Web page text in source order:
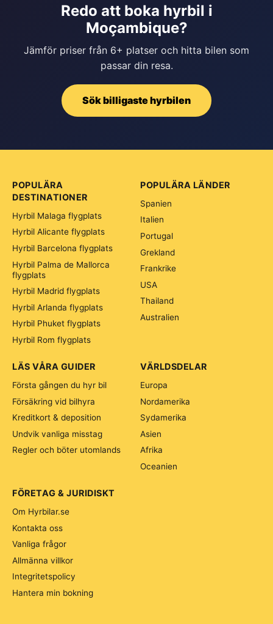
Redo att boka hyrbil i
Moçambique?
Jämför priser från 6+ platser och hitta bilen som
passar din resa.
Sök billigaste hyrbilen
POPULÄRA
DESTINATIONER
Hyrbil Malaga flygplats
Hyrbil Alicante flygplats
Hyrbil Barcelona flygplats
Hyrbil Palma de Mallorca
flygplats
Hyrbil Madrid flygplats
Hyrbil Arlanda flygplats
Hyrbil Phuket flygplats
Hyrbil Rom flygplats
POPULÄRA LÄNDER
Spanien
Italien
Portugal
Grekland
Frankrike
USA
Thailand
Australien
VÄRLDSDELAR
Europa
Nordamerika
Sydamerika
Asien
Afrika
Oceanien
LÄS VÅRA GUIDER
Första gången du hyr bil
Försäkring vid bilhyra
Kreditkort & deposition
Undvik vanliga misstag
Regler och böter utomlands
FÖRETAG & JURIDISKT
Om Hyrbilar.se
Kontakta oss
Vanliga frågor
Allmänna villkor
Integritetspolicy
Hantera min bokning